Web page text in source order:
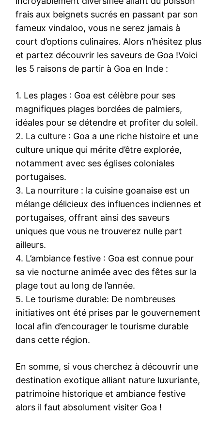
frais aux beignets sucrés en passant par son
fameux vindaloo, vous ne serez jamais à
court d’options culinaires. Alors n’hésitez plus
et partez découvrir les saveurs de Goa !Voici
les 5 raisons de partir à Goa en Inde :
1. Les plages : Goa est célèbre pour ses
magnifiques plages bordées de palmiers,
idéales pour se détendre et profiter du soleil.
2. La culture : Goa a une riche histoire et une
culture unique qui mérite d’être explorée,
notamment avec ses églises coloniales
portugaises.
3. La nourriture : la cuisine goanaise est un
mélange délicieux des influences indiennes et
portugaises, offrant ainsi des saveurs
uniques que vous ne trouverez nulle part
ailleurs.
4. L’ambiance festive : Goa est connue pour
sa vie nocturne animée avec des fêtes sur la
plage tout au long de l’année.
5. Le tourisme durable: De nombreuses
initiatives ont été prises par le gouvernement
local afin d’encourager le tourisme durable
dans cette région.
En somme, si vous cherchez à découvrir une
destination exotique alliant nature luxuriante,
patrimoine historique et ambiance festive
alors il faut absolument visiter Goa !